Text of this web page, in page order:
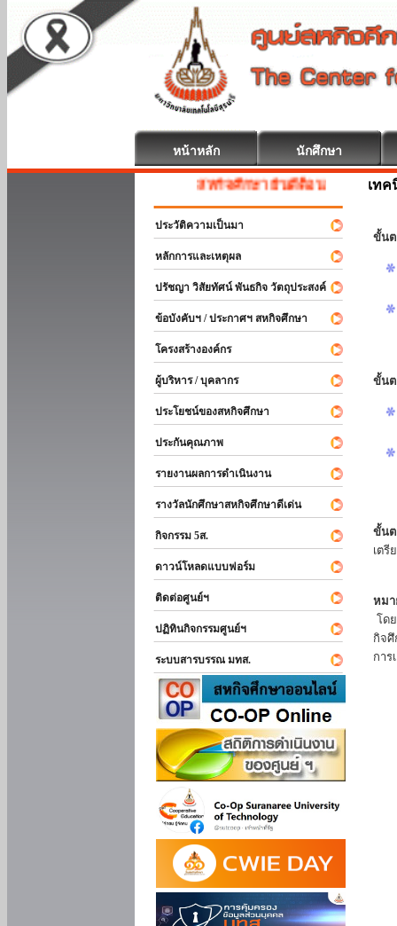
หน้าหลัก นักศึกษา
สหกิจศึกษา ยินดีต้อนรับ
ประวัติความเป็นมา
หลักการและเหตุผล
ปรัชญา วิสัยทัศน์ พันธกิจ วัตถุประสงค์
ข้อบังคับฯ / ประกาศฯ สหกิจศึกษา
โครงสร้างองค์กร
ผู้บริหาร / บุคลากร
ประโยชน์ของสหกิจศึกษา
ประกันคุณภาพ
รายงานผลการดำเนินงาน
รางวัลนักศึกษาสหกิจศึกษาดีเด่น
กิจกรรม 5ส.
ดาวน์โหลดแบบฟอร์ม
ติดต่อศูนย์ฯ
ปฏิทินกิจกรรมศูนย์ฯ
ระบบสารบรรณ มทส.
เทค
ขั้นต
ขั้นต
ขั้น
เตรี
หมา
โด
กิจ
การ